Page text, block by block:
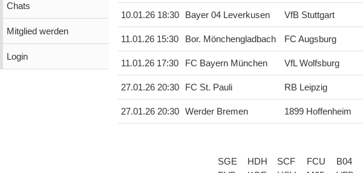
Chats
Mitglied werden
Login
10.01.26 18:30 Bayer 04 Leverkusen VfB Stuttgart
11.01.26 15:30 Bor. Mönchengladbach FC Augsburg
11.01.26 17:30 FC Bayern München VfL Wolfsburg
27.01.26 20:30 FC St. Pauli RB Leipzig
27.01.26 20:30 Werder Bremen 1899 Hoffenheim
SGE
HDH
SCF
FCU
B04